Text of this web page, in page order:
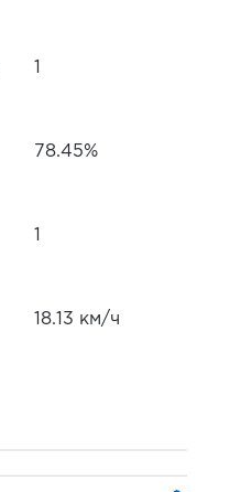
78.45%
18.13 км/ч